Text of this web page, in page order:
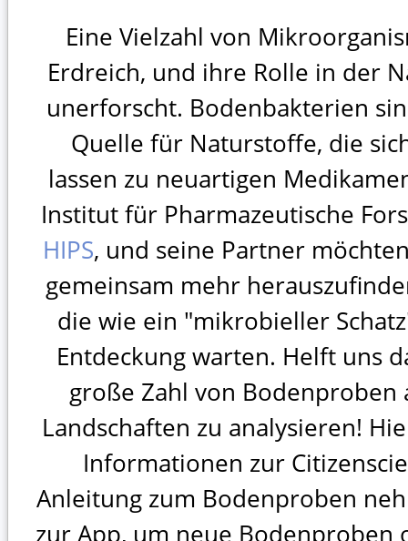
Eine Vielzahl von
Erdreich, und ihre Rolle in der
unerforscht. Bodenbakterien
Quelle für Naturstoffe, die
lassen zu neuartigen
Institut für Pharmazeutische
HIPS, und seine Partner
gemeinsam mehr
die wie ein "mikrobieller
Entdeckung warten. Helft uns
große Zahl von Bodenproben
Landschaften zu analysieren!
Informationen zur
Anleitung zum Bodenproben
zur App, um neue Bodenproben